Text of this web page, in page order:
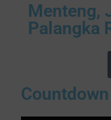
Menteng,
Palangka
Countdown